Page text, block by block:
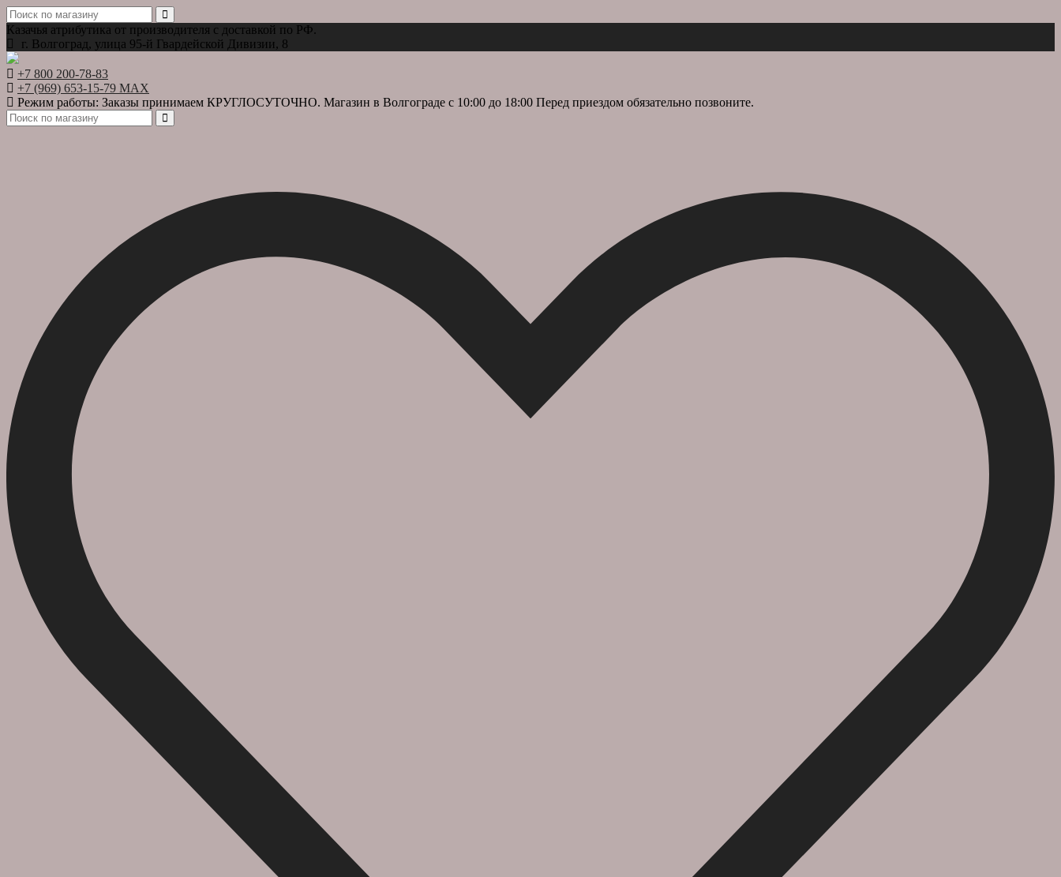
Казачья атрибутика от производителя с доставкой по РФ.
г. Волгоград, улица 95-й Гвардейской Дивизии, 8
+7 800 200-78-83
+7 (969) 653-15-79 MAX
Режим работы: Заказы принимаем КРУГЛОСУТОЧНО. Магазин в Волгограде с 10:00 до 18:00 Перед приездом обязательно позвоните.